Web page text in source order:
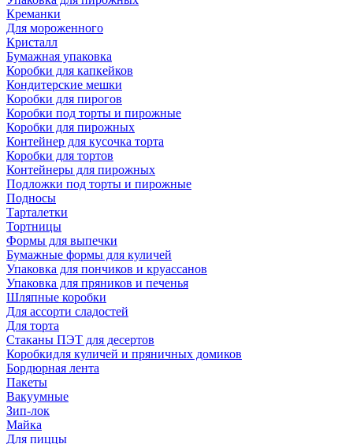
Креманки
Для мороженного
Кристалл
Бумажная упаковка
Коробки для капкейков
Кондитерские мешки
Коробки для пирогов
Коробки под торты и пирожные
Коробки для пирожных
Контейнер для кусочка торта
Коробки для тортов
Контейнеры для пирожных
Подложки под торты и пирожные
Подносы
Тарталетки
Тортницы
Формы для выпечки
Бумажные формы для куличей
Упаковка для пончиков и круассанов
Упаковка для пряников и печенья
Шляпные коробки
Для ассорти сладостей
Для торта
Стаканы ПЭТ для десертов
Коробкидля куличей и пряничных домиков
Бордюрная лента
Пакеты
Вакуумные
Зип-лок
Майка
Для пиццы